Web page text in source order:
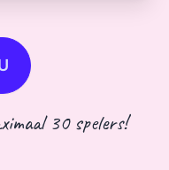
30 spelers!